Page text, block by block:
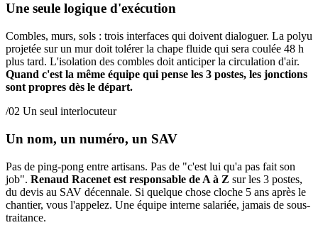
Une seule logique d'exécution
Combles, murs, sols : trois interfaces qui doivent dialoguer. La polyu
projetée sur un mur doit tolérer la chape fluide qui sera coulée 48 h
plus tard. L'isolation des combles doit anticiper la circulation d'air.
Quand c'est la même équipe qui pense les 3 postes, les jonctions
sont propres dès le départ.
/02 Un seul interlocuteur
Un nom, un numéro, un SAV
Pas de ping-pong entre artisans. Pas de "c'est lui qu'a pas fait son
job". Renaud Racenet est responsable de A à Z sur les 3 postes,
du devis au SAV décennale. Si quelque chose cloche 5 ans après le
chantier, vous l'appelez. Une équipe interne salariée, jamais de sous-
traitance.